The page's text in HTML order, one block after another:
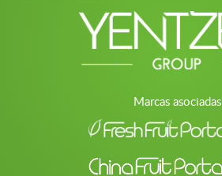
Marcas asociadas